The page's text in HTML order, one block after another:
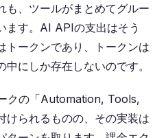
も、ツールがまとめてグルー
ます。AI APIの支出はそう
トークンであり、トークンは
にしか存在しないのです。
クの「Automation, Tools,
られるものの、その実装は